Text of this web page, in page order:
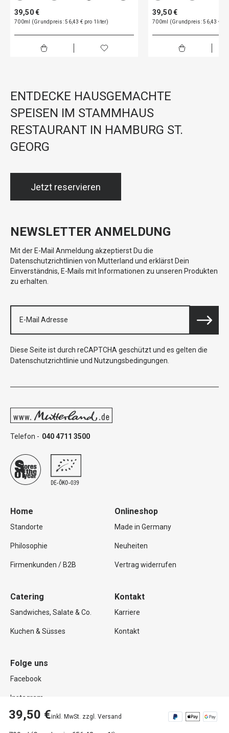
39,50 €inkl. MwSt. zzgl. Versand
39,50 €
700ml (Grundpreis: 56,43 € pro 1liter)
39,50 €
700ml (Grundpreis: 56,43 €
ENTDECKE HAUSGEMACHTE
SPEISEN IM STAMMHAUS
RESTAURANT IN HAMBURG ST.
GEORG
Jetzt reservieren
NEWSLETTER ANMELDUNG
Mit der E-Mail Anmeldung akzeptierst Du die
Datenschutzrichtlinien von Mutterland und erklärst Dein
Einverständnis, E-Mails mit Informationen zu unseren Produkten
zu erhalten.
Diese Seite ist durch reCAPTCHA geschützt und es gelten die
Datenschutzrichtlinie und Nutzungsbedingungen
Telefon - 040 4711 3500
Home
Standorte
Philosophie
Firmenkunden / B2B
Onlineshop
Made in Germany
Neuheiten
Vertrag widerrufen
Catering
Sandwiches, Salate & Co.
Kuchen & Süsses
Kontakt
Karriere
Kontakt
Folge uns
Facebook
Instagram